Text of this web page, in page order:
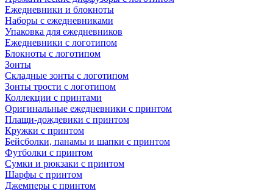
Ежедневники и блокноты
Наборы с ежедневниками
Упаковка для ежедневников
Ежедневники с логотипом
Блокноты с логотипом
Зонты
Складные зонты с логотипом
Зонты трости с логотипом
Коллекции с принтами
Оригинальные ежедневники с принтом
Плащи-дождевики с принтом
Кружки с принтом
Бейсболки, панамы и шапки с принтом
Футболки с принтом
Сумки и рюкзаки с принтом
Шарфы с принтом
Джемперы с принтом